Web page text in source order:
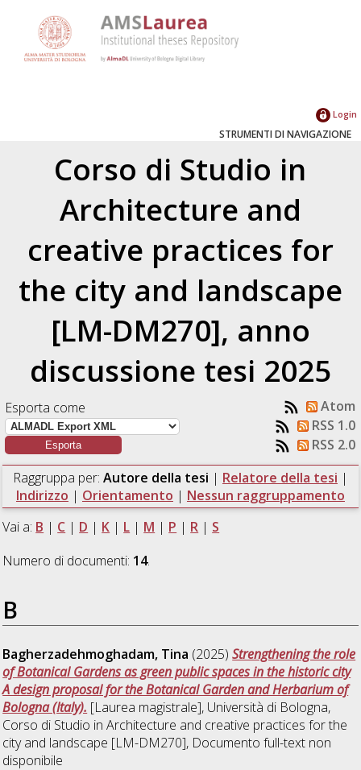
Login
STRUMENTI DI NAVIGAZIONE
Corso di Studio in
Architecture and
creative practices for
the city and landscape
[LM-DM270], anno
discussione tesi 2025
Esporta come
Atom
RSS 1.0
RSS 2.0
Raggruppa per: Autore della tesi | Relatore della tesi |
Indirizzo | Orientamento | Nessun raggruppamento
Vai a: B | C | D | K | L | M | P | R | S
Numero di documenti: 14.
B
Bagherzadehmoghadam, Tina (2025)Strengthening the role
of Botanical Gardens as green public spaces in the historic city
A design proposal for the Botanical Garden and Herbarium of
Bologna (Italy). [Laurea magistrale], Università di Bologna,
Corso di Studio inArchitecture and creative practices for the
city and landscape [LM-DM270], Documento full-text non
disponibile